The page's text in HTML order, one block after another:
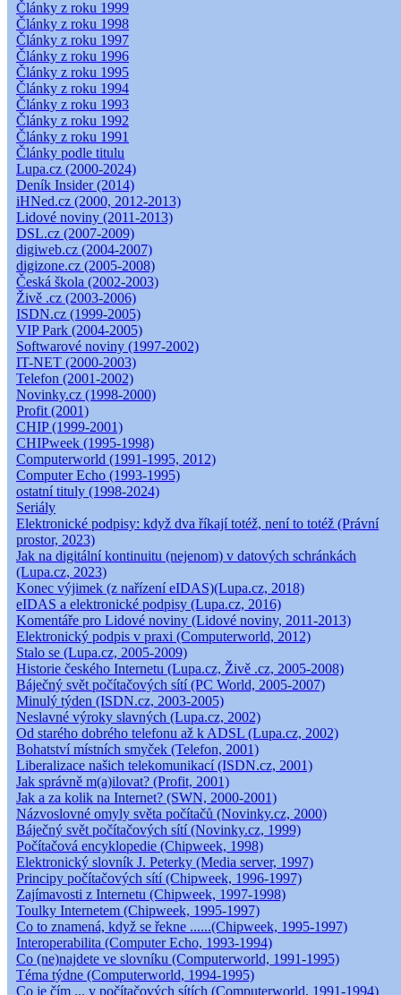
Články z roku 1999
Články z roku 1998
Články z roku 1997
Články z roku 1996
Články z roku 1995
Články z roku 1994
Články z roku 1993
Články z roku 1992
Články z roku 1991
Články podle titulu
Lupa.cz (2000-2024)
Deník Insider (2014)
iHNed.cz (2000, 2012-2013)
Lidové noviny (2011-2013)
DSL.cz (2007-2009)
digiweb.cz (2004-2007)
digizone.cz (2005-2008)
Česká škola (2002-2003)
Živě .cz (2003-2006)
ISDN.cz (1999-2005)
VIP Park (2004-2005)
Softwarové noviny (1997-2002)
IT-NET (2000-2003)
Telefon (2001-2002)
Novinky.cz (1998-2000)
Profit (2001)
CHIP (1999-2001)
CHIPweek (1995-1998)
Computerworld (1991-1995, 2012)
Computer Echo (1993-1995)
ostatní tituly (1998-2024)
Seriály
Elektronické podpisy: když dva říkají totéž, není to totéž (Právní
prostor, 2023)
Jak na digitální kontinuitu (nejenom) v datových schránkách
(Lupa.cz, 2023)
Konec výjimek (z nařízení eIDAS)(Lupa.cz, 2018)
eIDAS a elektronické podpisy (Lupa.cz, 2016)
Komentáře pro Lidové noviny (Lidové noviny, 2011-2013)
Elektronický podpis v praxi (Computerworld, 2012)
Stalo se (Lupa.cz, 2005-2009)
Historie českého Internetu (Lupa.cz, Živě .cz, 2005-2008)
Báječný svět počítačových sítí (PC World, 2005-2007)
Minulý týden (ISDN.cz, 2003-2005)
Neslavné výroky slavných (Lupa.cz, 2002)
Od starého dobrého telefonu až k ADSL (Lupa.cz, 2002)
Bohatství místních smyček (Telefon, 2001)
Liberalizace našich telekomunikací (ISDN.cz, 2001)
Jak správně m(a)ilovat? (Profit, 2001)
Jak a za kolik na Internet? (SWN, 2000-2001)
Názvoslovné omyly světa počítačů (Novinky.cz, 2000)
Báječný svět počítačových sítí (Novinky.cz, 1999)
Počítačová encyklopedie (Chipweek, 1998)
Elektronický slovník J. Peterky (Media server, 1997)
Principy počítačových sítí (Chipweek, 1996-1997)
Zajímavosti z Internetu (Chipweek, 1997-1998)
Toulky Internetem (Chipweek, 1995-1997)
Co to znamená, když se řekne ......(Chipweek, 1995-1997)
Interoperabilita (Computer Echo, 1993-1994)
Co (ne)najdete ve slovníku (Computerworld, 1991-1995)
Téma týdne (Computerworld, 1994-1995)
Co je čím ... v počítačových sítích (Computerworld, 1991-1994)